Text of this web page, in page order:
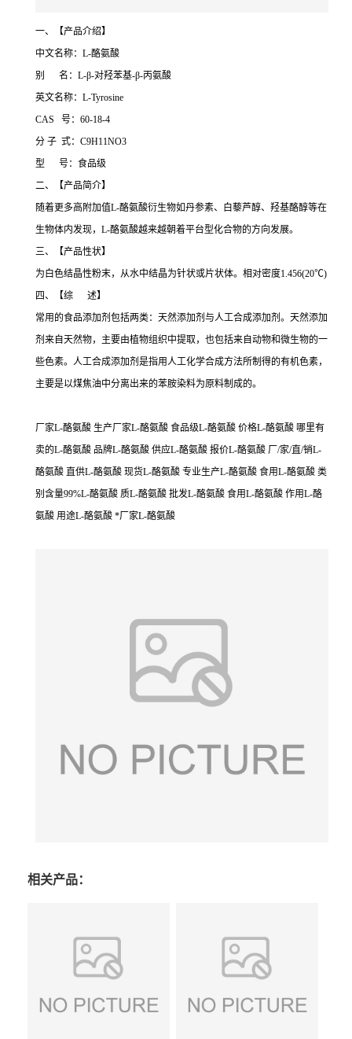
一、【产品介绍】
中文名称：L-酪氨酸
别 名：L-β-对羟苯基-β-丙氨酸
英文名称：L-Tyrosine
CAS 号：60-18-4
分 子 式：C9H11NO3
型 号：食品级
二、【产品简介】
随着更多高附加值L-酪氨酸衍生物如丹参素、白藜芦醇、羟基酪醇等在
生物体内发现，L-酪氨酸越来越朝着平台型化合物的方向发展。
三、【产品性状】
为白色结晶性粉末，从水中结晶为针状或片状体。相对密度1.456(20℃)
四、【综 述】
常用的食品添加剂包括两类：天然添加剂与人工合成添加剂。天然添加
剂来自天然物，主要由植物组织中提取，也包括来自动物和微生物的一
些色素。人工合成添加剂是指用人工化学合成方法所制得的有机色素，
主要是以煤焦油中分离出来的苯胺染料为原料制成的。
厂家L-酪氨酸 生产厂家L-酪氨酸 食品级L-酪氨酸 价格L-酪氨酸 哪里有
卖的L-酪氨酸 品牌L-酪氨酸 供应L-酪氨酸 报价L-酪氨酸 厂/家/直/销L-
酪氨酸 直供L-酪氨酸 现货L-酪氨酸 专业生产L-酪氨酸 食用L-酪氨酸 类
别含量99%L-酪氨酸 质L-酪氨酸 批发L-酪氨酸 食用L-酪氨酸 作用L-酪
氨酸 用途L-酪氨酸 *厂家L-酪氨酸
相关产品：